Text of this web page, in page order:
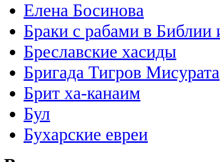
Елена Босинова
Браки с рабами в Библии
Бреславские хасиды
Бригада Тигров Мисурата
Брит ха-канаим
Бул
Бухарские евреи